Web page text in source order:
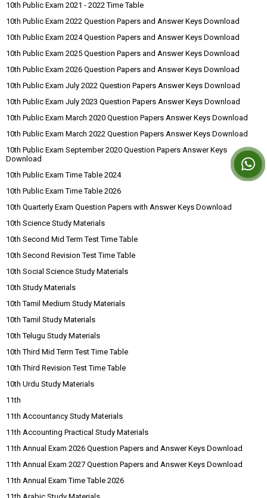
10th Public Exam 2021 - 2022 Time Table
10th Public Exam 2022 Question Papers and Answer Keys Download
10th Public Exam 2024 Question Papers and Answer Keys Download
10th Public Exam 2025 Question Papers and Answer Keys Download
10th Public Exam 2026 Question Papers and Answer Keys Download
10th Public Exam July 2022 Question Papers Answer Keys Download
10th Public Exam July 2023 Question Papers Answer Keys Download
10th Public Exam March 2020 Question Papers Answer Keys Download
10th Public Exam March 2022 Question Papers Answer Keys Download
10th Public Exam September 2020 Question Papers Answer Keys
Download
10th Public Exam Time Table 2024
10th Public Exam Time Table 2026
10th Quarterly Exam Question Papers with Answer Keys Download
10th Science Study Materials
10th Second Mid Term Test Time Table
10th Second Revision Test Time Table
10th Social Science Study Materials
10th Study Materials
10th Tamil Medium Study Materials
10th Tamil Study Materials
10th Telugu Study Materials
10th Third Mid Term Test Time Table
10th Third Revision Test Time Table
10th Urdu Study Materials
11th
11th Accountancy Study Materials
11th Accounting Practical Study Materials
11th Annual Exam 2026 Question Papers and Answer Keys Download
11th Annual Exam 2027 Question Papers and Answer Keys Download
11th Annual Exam Time Table 2026